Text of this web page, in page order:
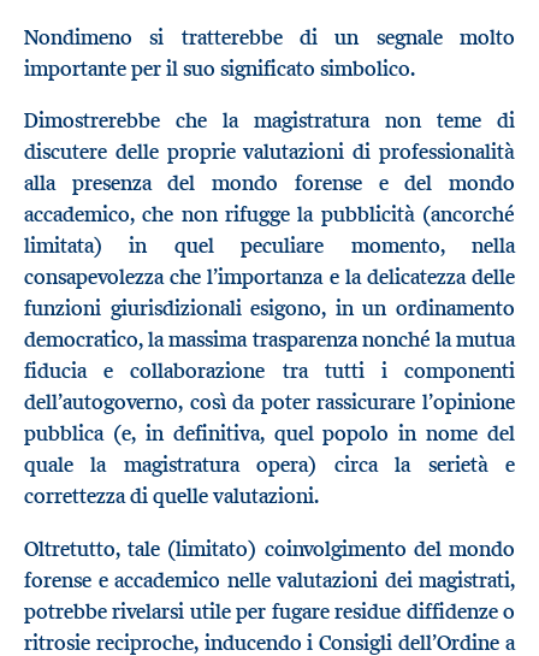
Nondimeno si tratterebbe di un segnale molto
importante per il suo significato simbolico.
Dimostrerebbe che la magistratura non teme di
discutere delle proprie valutazioni di professionalità
alla presenza del mondo forense e del mondo
accademico, che non rifugge la pubblicità (ancorché
limitata) in quel peculiare momento, nella
consapevolezza che l’importanza e la delicatezza delle
funzioni giurisdizionali esigono, in un ordinamento
democratico, la massima trasparenza nonché la mutua
fiducia e collaborazione tra tutti i componenti
dell’autogoverno, così da poter rassicurare l’opinione
pubblica (e, in definitiva, quel popolo in nome del
quale la magistratura opera) circa la serietà e
correttezza di quelle valutazioni.
Oltretutto, tale (limitato) coinvolgimento del mondo
forense e accademico nelle valutazioni dei magistrati,
potrebbe rivelarsi utile per fugare residue diffidenze o
ritrosie reciproche, inducendo i Consigli dell’Ordine a